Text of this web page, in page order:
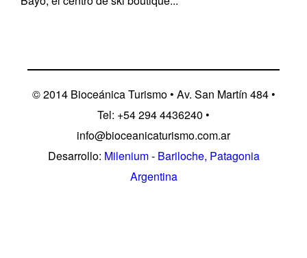
©2014 Bioceánica Turismo• Av. San Martín 484 •
Tel: +54 294 4436240 •
info@bioceanicaturismo.com.ar
Desarrollo: Milenium- Bariloche, Patagonia
Argentina